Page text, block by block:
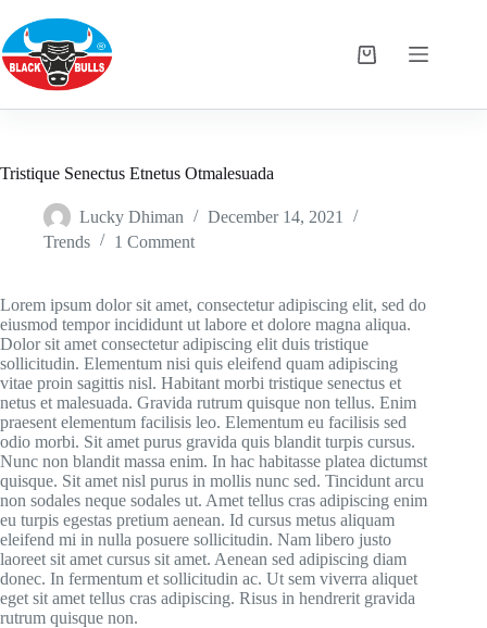
content
Shopping
Tristique Senectus Etnetus Otmalesuada
Lucky Dhiman
December 14, 2021
Trends
1 Comment
Lorem ipsum dolor sit amet, consectetur adipiscing elit, sed do
eiusmod tempor incididunt ut labore et dolore magna aliqua.
Dolor sit amet consectetur adipiscing elit duis tristique
sollicitudin. Elementum nisi quis eleifend quam adipiscing
vitae proin sagittis nisl. Habitant morbi tristique senectus et
netus et malesuada. Gravida rutrum quisque non tellus. Enim
praesent elementum facilisis leo. Elementum eu facilisis sed
odio morbi. Sit amet purus gravida quis blandit turpis cursus.
Nunc non blandit massa enim. In hac habitasse platea dictumst
quisque. Sit amet nisl purus in mollis nunc sed. Tincidunt arcu
non sodales neque sodales ut. Amet tellus cras adipiscing enim
eu turpis egestas pretium aenean. Id cursus metus aliquam
eleifend mi in nulla posuere sollicitudin. Nam libero justo
laoreet sit amet cursus sit amet. Aenean sed adipiscing diam
donec. In fermentum et sollicitudin ac. Ut sem viverra aliquet
eget sit amet tellus cras adipiscing. Risus in hendrerit gravida
rutrum quisque non.